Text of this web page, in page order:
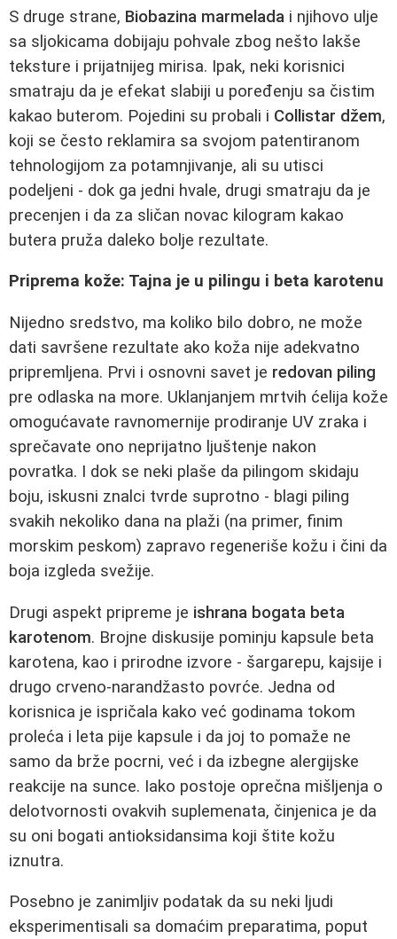
S druge strane, Biobazina marmelada i njihovo ulje
sa sljokicama dobijaju pohvale zbog nešto lakše
teksture i prijatnijeg mirisa. Ipak, neki korisnici
smatraju da je efekat slabiji u poređenju sa čistim
kakao buterom. Pojedini su probali i Collistar džem,
koji se često reklamira sa svojom patentiranom
tehnologijom za potamnjivanje, ali su utisci
podeljeni - dok ga jedni hvale, drugi smatraju da je
precenjen i da za sličan novac kilogram kakao
butera pruža daleko bolje rezultate.
Priprema kože: Tajna je u pilingu i beta karotenu
Nijedno sredstvo, ma koliko bilo dobro, ne može
dati savršene rezultate ako koža nije adekvatno
pripremljena. Prvi i osnovni savet je redovan piling
pre odlaska na more. Uklanjanjem mrtvih ćelija kože
omogućavate ravnomernije prodiranje UV zraka i
sprečavate ono neprijatno ljuštenje nakon
povratka. I dok se neki plaše da pilingom skidaju
boju, iskusni znalci tvrde suprotno - blagi piling
svakih nekoliko dana na plaži (na primer, finim
morskim peskom) zapravo regeneriše kožu i čini da
boja izgleda svežije.
Drugi aspekt pripreme je ishrana bogata beta
karotenom. Brojne diskusije pominju kapsule beta
karotena, kao i prirodne izvore - šargarepu, kajsije i
drugo crveno-narandžasto povrće. Jedna od
korisnica je ispričala kako već godinama tokom
proleća i leta pije kapsule i da joj to pomaže ne
samo da brže pocrni, već i da izbegne alergijske
reakcije na sunce. Iako postoje oprečna mišljenja o
delotvornosti ovakvih suplemenata, činjenica je da
su oni bogati antioksidansima koji štite kožu
iznutra.
Posebno je zanimljiv podatak da su neki ljudi
eksperimentisali sa domaćim preparatima, poput